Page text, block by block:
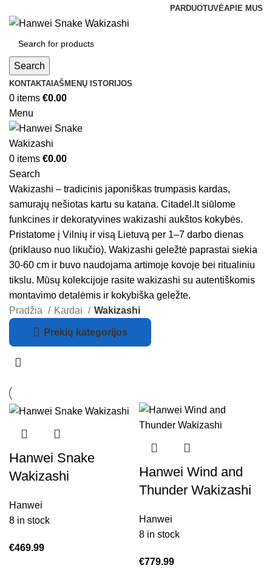
PARDUOTUVĖAPIE MUS
Search
KONTAKTAI AŠMENŲ ISTORIJOS
0 items €0.00
Menu
0 items €0.00
Search
Wakizashi – tradicinis japoniškas trumpasis kardas,
samurajų nešiotas kartu su katana. Citadel.lt siūlome
funkcines ir dekoratyvines wakizashi aukštos kokybės.
Pristatome į Vilnių ir visą Lietuvą per 1–7 darbo dienas
(priklauso nuo likučio). Wakizashi geležtė paprastai siekia
30-60 cm ir buvo naudojama artimoje kovoje bei ritualiniu
tikslu. Mūsų kolekcijoje rasite wakizashi su autentiškomis
montavimo detalėmis ir kokybiška geležte.
Pradžia
Kardai Wakizashi
Prekių kategorijos
Hanwei Snake
Wakizashi
Hanwei
8 in stock
€469.99
Hanwei Wind and
Thunder Wakizashi
Hanwei
8 in stock
€779.99